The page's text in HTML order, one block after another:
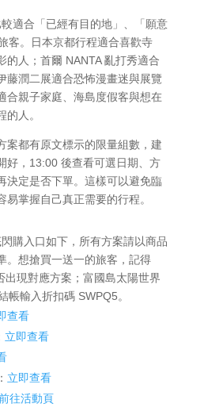
適合「已經有目的地」、「願意
客。日本京都行程適合喜歡寺
的人；首爾 NANTA 亂打秀適合
藤潤二展適合恐怖漫畫迷與展覽
合親子家庭、海島度假客與想在
人。
案都有原文標示的限量組數，建
好，13:00 後查看可選日期、方
決定是否下單。這樣可以避免臨
掌握自己真正需要的行程。
購入口如下，所有方案請以商品
。想搶買一送一的旅客，記得
出現對應方案；富國島太陽世界
帳輸入折扣碼 SWPQ5。
查看
立即查看
立即查看
往活動頁